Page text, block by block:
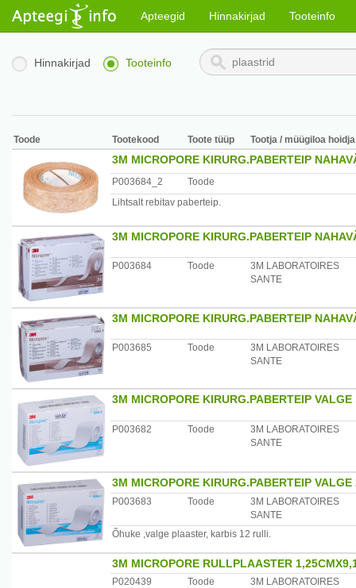
Apteegid Hinnakirjad Tooteinfo
Hinnakirjad Tooteinfo
Toode Tootekood Toote tüüp Tootja / müügiloa hoidja
3M MICROPORE KIRURG.PABERTEIP
P003684_2
Toode
Lihtsalt rebitav paberteip.
3M MICROPORE KIRURG.PABERTEIP
P003684 Toode
3M LABORATOIRES
SANTE
3M MICROPORE KIRURG.PABERTEIP
P003685 Toode
3M LABORATOIRES
SANTE
3M MICROPORE KIRURG.PABERTEIP
P003682 Toode
3M LABORATOIRES
SANTE
3M MICROPORE KIRURG.PABERTEIP
P003683 Toode
3M LABORATOIRES
SANTE
Õhuke ,valge plaaster, karbis 12 rulli.
3M MICROPORE RULLPLAASTER
P020439 Toode
3M LABORATOIRES